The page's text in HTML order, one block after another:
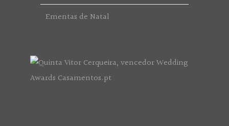
Ementas de Natal